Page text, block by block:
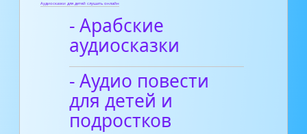
Аудиосказки для детей слушать онлайн
- Арабские
аудиосказки
- Аудио повести
для детей и
подростков